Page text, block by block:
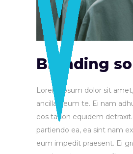
Branding
Lorem ipsum dolor sit
ancillae eum te. Ei nam
eos tation equidem
partiendo ea, ea sint nam
eum impedit praesent. Ei